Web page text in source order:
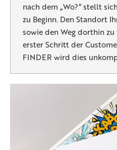
nach dem „Wo?“ stellt
zu Beginn. Den Standort
sowie den Weg dorthin
erster Schritt der
FINDER wird dies